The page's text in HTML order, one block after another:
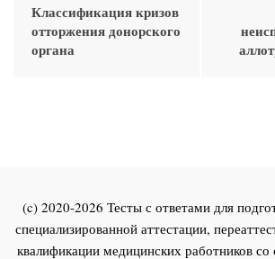
Классификация кризов
отторжения донорского
органа
(c) 2020-2026 Тесты с ответами для
специализированной аттестации,
квалификации медицинских работников